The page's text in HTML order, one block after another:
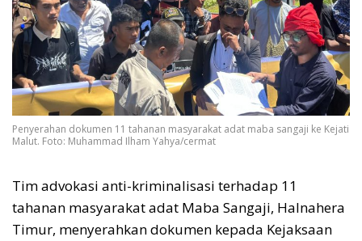
Penyerahan dokumen 11 tahanan masyarakat adat maba sangaji ke Kejati
Malut. Foto: Muhammad Ilham Yahya/cermat
Tim advokasi anti-kriminalisasi terhadap 11
tahanan masyarakat adat Maba Sangaji, Halnahera
Timur, menyerahkan dokumen kepada Kejaksaan